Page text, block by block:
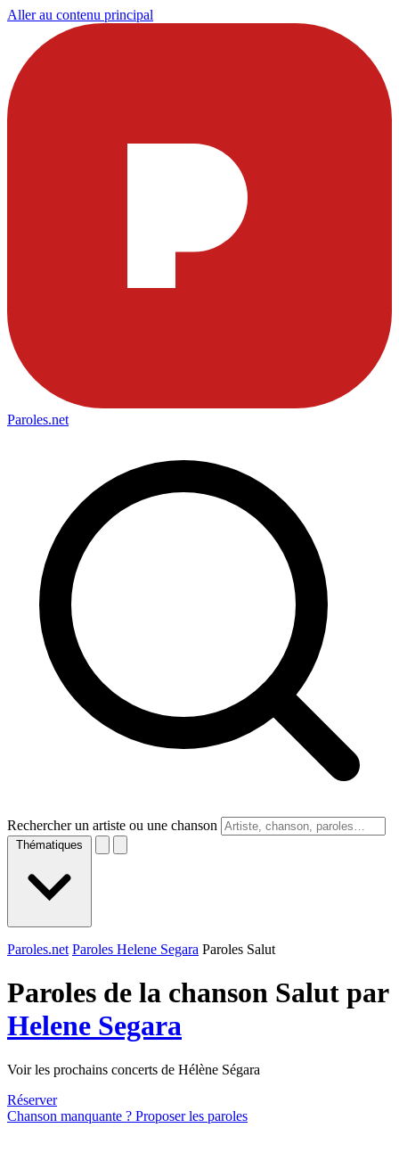
Aller au contenu principal
Paroles.net
Rechercher un artiste ou une chanson
Thématiques
Paroles.net Paroles Helene Segara Paroles Salut
Paroles de la chanson Salut par
Helene Segara
Voir les prochains concerts de Hélène Ségara
Réserver
Chanson manquante ? Proposer les paroles